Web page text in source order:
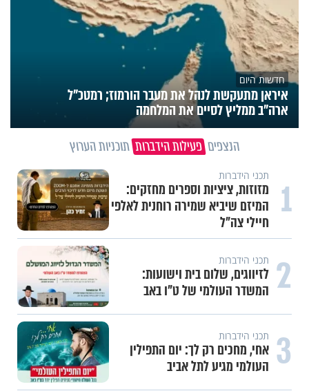
חדשות היום
איראן מתעקשת לנהל את מעבר הורמוז; רמטכ"ל
ארה"ב ממליץ לסיים את המלחמה
הנצפים פעילות הידברות תוכניות הערוץ
1 תכני הידברות
מזוזות, ציציות וספרים מחזקים:
המיזם שיביא שמירה רוחנית לאלפי
חיילי צה"ל
2 תכני הידברות
לזיווגים, שלום בית וישועות:
המשדר העולמי של ט"ו באב
3 תכני הידברות
אחי, מחכים רק לך: יום התפילין
העולמי מגיע לתל אביב